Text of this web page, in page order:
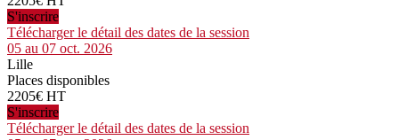
S'inscrire
Télécharger le détail des dates de la session
05 au 07 oct. 2026
Lille
Places disponibles
2205€ HT
S'inscrire
Télécharger le détail des dates de la session